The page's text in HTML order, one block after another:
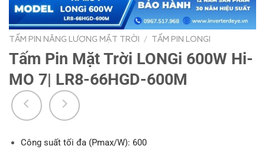
TẤM PIN NĂNG LƯỢNG MẶT TRỜI / TẤM PIN LONGI
Tấm Pin Mặt Trời LONGi 600W Hi-
MO 7| LR8-66HGD-600M
Công suất tối đa (Pmax/W): 600